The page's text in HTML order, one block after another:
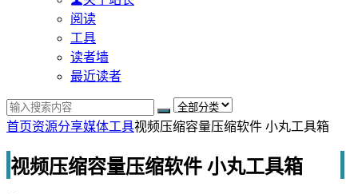
阅读
工具
读者墙
最近读者
首页资源分享媒体工具视频压缩容量压缩软件 小丸工具箱
视频压缩容量压缩软件 小丸工具箱